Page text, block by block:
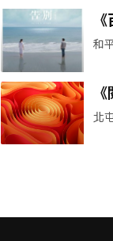
和
的
北